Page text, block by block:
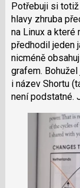
Potřebuji si
hlavy zhruba
na Linux a které
předhodil jeden
nicméně
grafem.
i název Shortu
není podstatné.